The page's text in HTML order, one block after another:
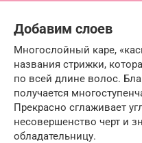
Добавим слоев
Многослойный каре,
названия стрижки,
по всей длине волос.
получается
Прекрасно сглаживает
несовершенство черт и
обладательницу.